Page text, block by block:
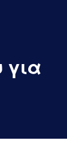
για